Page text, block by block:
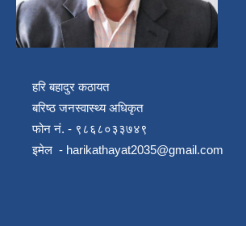
हरि बहादुर कठायत
बरिष्ठ जनस्वास्थ्य अधिकृत
फोन नं. - ९८६८०३३७४९
इमेल - harikathayat2035@gmail.com